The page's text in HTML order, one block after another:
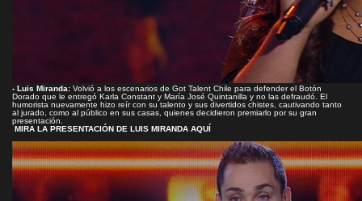
- Luis Miranda: Volvió a los escenarios de Got Talent Chile para defender el Botón
Dorado que le entregó Karla Constant y María José Quintanilla y no las defraudó. El
humorista nuevamente hizo reír con su talento y sus divertidos chistes, cautivando tanto
al jurado, como al público en sus casas, quienes decidieron premiarlo por su gran
presentación.
MIRA LA PRESENTACIÓN DE LUIS MIRANDA AQUÍ